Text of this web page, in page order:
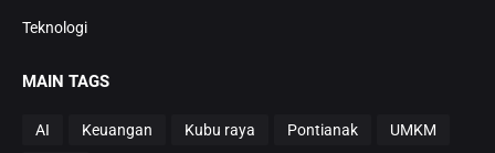
Teknologi
MAIN TAGS
AI Keuangan Kubu raya Pontianak UMKM